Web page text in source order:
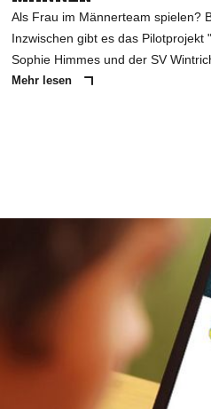
Als Frau im Männerteam spielen?
Inzwischen gibt es das Pilotprojekt
Sophie Himmes und der SV
Mehr lesen